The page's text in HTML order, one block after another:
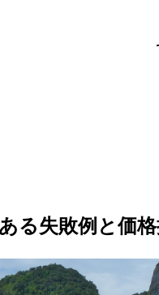
る失敗例と価